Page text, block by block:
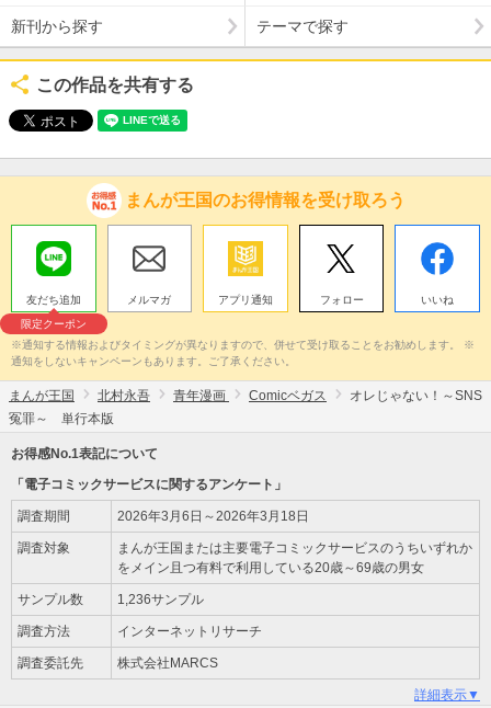
新刊から探す テーマで探す
この作品を共有する
まんが王国のお得情報を受け取ろう
友だち追加
限定クーポン
メルマガ アプリ通知 フォロー いいね
※通知する情報およびタイミングが異なりますので、併せて受け取ることをお勧めします。 ※
通知をしないキャンペーンもあります。ご了承ください。
まんが王国 北村永吾 青年漫画 Comicベガス
オレじゃない！～SNS
冤罪～ 単行本版
お得感No.1表記について
「電子コミックサービスに関するアンケート」
調査期間 2026年3月6日～2026年3月18日
調査対象
まんが王国または主要電子コミックサービスのうちいずれか
をメイン且つ有料で利用している20歳～69歳の男女
サンプル数 1,236サンプル
調査方法 インターネットリサーチ
調査委託先 株式会社MARCS
詳細表示▼